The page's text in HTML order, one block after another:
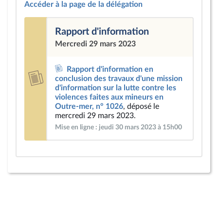
Accéder à la page de la délégation
Rapport d'information
Mercredi 29 mars 2023
Rapport d'information en
conclusion des travaux d'une mission
d'information sur la lutte contre les
violences faites aux mineurs en
Outre-mer, n° 1026, déposé le
mercredi 29 mars 2023.
Mise en ligne : jeudi 30 mars 2023 à 15h00